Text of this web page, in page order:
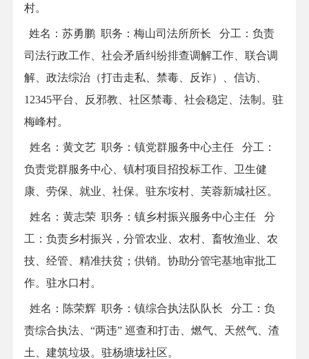
村。
姓名：苏勇鹏 职务：梅山司法所所长 分工 ：负责
司法行政工作、社会矛盾纠纷排查调解工作、联合调
解、政法综治（打击走私、禁毒、反诈）、信访、
12345平台、反邪教、社区禁毒、社会稳定、法制。驻
梅峰村。
姓名： 黄文艺 职务： 镇党群服务中心主任 分工：
负责党群服务中心、镇村项目招投标工作、卫生健
康、劳保、就业、社保。 驻东垵村、芙蓉新城社区。
姓名：黄志荣 职务：镇乡村振兴服务中心主任 分
工 ： 负责乡村振兴，分管农业、农村、畜牧渔业、农
技、经管、精准扶贫；供销。 协助分管宅基地审批工
作。驻水口村。
姓名： 陈荣辉 职务： 镇综合执法队队长 分工： 负
责综合执法、 “两违” 巡查和打击、燃气、天然气、渣
土、建筑垃圾。驻杨塘垅社区。